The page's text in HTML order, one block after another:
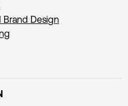
Brand Design